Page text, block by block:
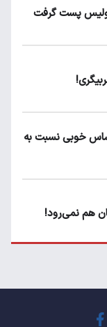
پست گرفت
خوبی نسبت به
هم نمی‌رود!